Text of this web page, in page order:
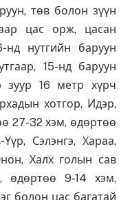
төв болон зүүн
цас орж, цасан
нд нутгийн баруун
15-нд баруун
зуур 16 метр хүрч
хотгор, Идэр,
27-32 хэм, өдөртөө
Сэлэнгэ, Хараа,
Халх голын сав
өдөртөө 9-14 хэм,
болон цас багатай